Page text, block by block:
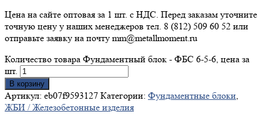
Цена на сайте оптовая за 1 шт. с НДС. Перед заказам уточните
точную цену у наших менеджеров тел. 8 (812) 509 60 52 или
отправьте заявку на почту mm@metallmoment.ru
Количество товара Фундаментный блок - ФБС 6-5-6, цена за
шт.
В корзину
Артикул: eb07f9593127 Категории: Фундаментные блоки,
ЖБИ / Железобетонные изделия